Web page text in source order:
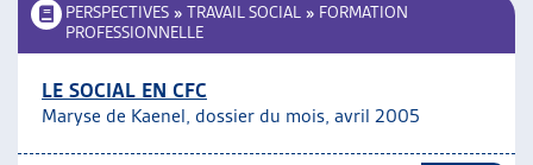
PERSPECTIVES » TRAVAIL SOCIAL » FORMATION
PROFESSIONNELLE
LE SOCIAL EN CFC
Maryse de Kaenel, dossier du mois, avril 2005